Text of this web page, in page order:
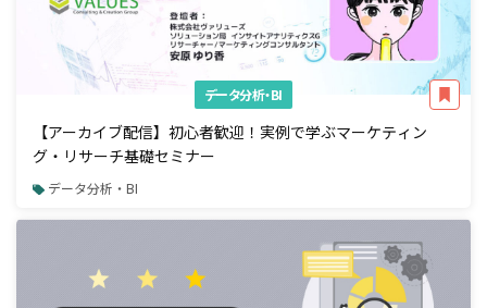
データ分析・BI
【アーカイブ配信】初心者歓迎！実例で学ぶマーケティン
グ・リサーチ基礎セミナー
データ分析・BI